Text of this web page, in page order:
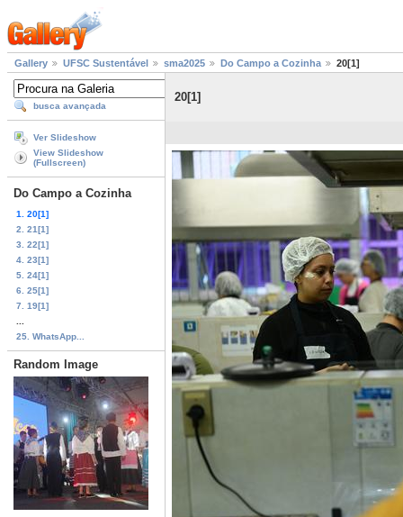
Gallery UFSC Sustentável sma2025 Do Campo a Cozinha 20[1]
busca avançada
Ver Slideshow
View Slideshow
(Fullscreen)
Do Campo a Cozinha
1. 20[1]
2. 21[1]
3. 22[1]
4. 23[1]
5. 24[1]
6. 25[1]
7. 19[1]
25. WhatsApp...
Random Image
20[1]